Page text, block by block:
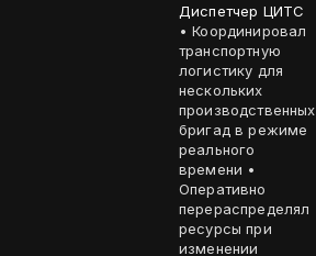
Диспетчер ЦИТС
• Координировал
транспортную
логистику для
нескольких
производственных
бригад в режиме
реального
времени •
Оперативно
перераспределял
ресурсы при
изменении